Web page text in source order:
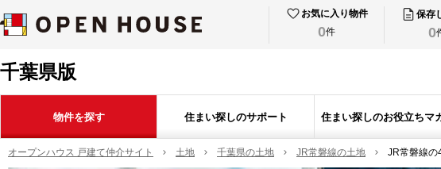
お気に入り物件
0件
保存
0
千葉県版
物件を探す 住まい探しのサポート 住まい探しのお役立ちマ
オープンハウス 戸建て仲介サイト 土地 千葉県の土地 JR常磐線の土地 JR常磐線の